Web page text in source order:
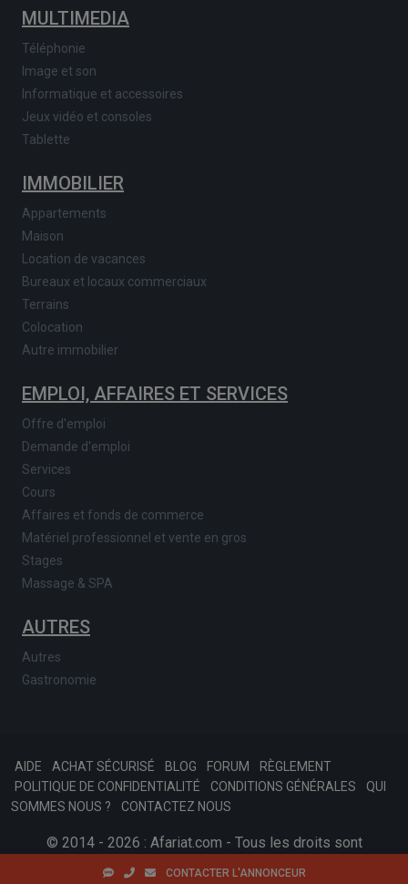
CONTACTER L'ANNONCEUR
MULTIMEDIA
Téléphonie
Image et son
Informatique et accessoires
Jeux vidéo et consoles
Tablette
IMMOBILIER
Appartements
Maison
Location de vacances
Bureaux et locaux commerciaux
Terrains
Colocation
Autre immobilier
EMPLOI, AFFAIRES ET SERVICES
Offre d'emploi
Demande d'emploi
Services
Cours
Affaires et fonds de commerce
Matériel professionnel et vente en gros
Stages
Massage & SPA
AUTRES
Autres
Gastronomie
AIDE ACHAT SÉCURISÉ BLOG FORUM
RÈGLEMENT
POLITIQUE DE CONFIDENTIALITÉ
CONDITIONS GÉNÉRALES
QUI
SOMMES NOUS ?
CONTACTEZ NOUS
© 2014 - 2026 : Afariat.com - Tous les droits sont
réservés. SKONSOFTTinast.fr